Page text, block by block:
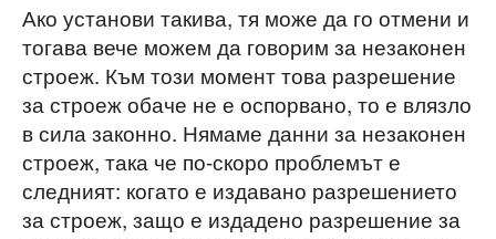
Ако установи такива, тя може да го отмени и
тогава вече можем да говорим за незаконен
строеж. Към този момент това разрешение
за строеж обаче не е оспорвано, то е влязло
в сила законно. Нямаме данни за незаконен
строеж, така че по-скоро проблемът е
следният: когато е издавано разрешението
за строеж, защо е издадено разрешение за